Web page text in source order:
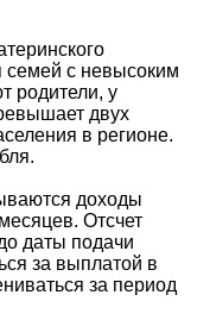
семей с невысоким
родители, у
двух
в регионе.
доходы
Отсчет
даты подачи
за выплатой в
за период